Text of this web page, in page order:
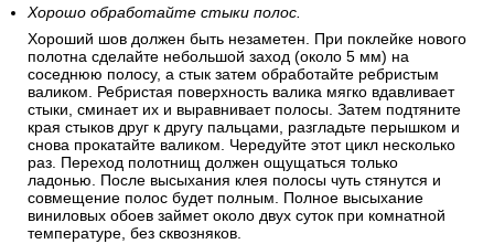
Хорошо обработайте стыки полос.
Хороший шов должен быть незаметен. При поклейке нового
полотна сделайте небольшой заход (около 5 мм) на
соседнюю полосу, а стык затем обработайте ребристым
валиком. Ребристая поверхность валика мягко вдавливает
стыки, сминает их и выравнивает полосы. Затем подтяните
края стыков друг к другу пальцами, разгладьте перышком и
снова прокатайте валиком. Чередуйте этот цикл несколько
раз. Переход полотнищ должен ощущаться только
ладонью. После высыхания клея полосы чуть стянутся и
совмещение полос будет полным. Полное высыхание
виниловых обоев займет около двух суток при комнатной
температуре, без сквозняков.